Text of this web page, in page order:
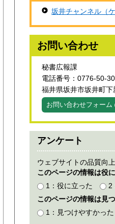
坂井チャンネル（
お問い合わせ
秘書広報課
電話番号：0776-50-
福井県坂井市坂井町下
お問い合わせフォーム
アンケート
ウェブサイトの品質向
このページの情報は役
1：役に立った
2
このページの情報は見
1：見つけやすかった